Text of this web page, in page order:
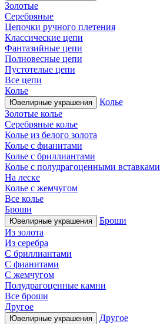
Золотые
Серебряные
Цепочки ручного плетения
Классические цепи
Фантазийные цепи
Полновесные цепи
Пустотелые цепи
Все цепи
Колье
Ювелирные украшения
Колье
Золотые колье
Серебряные колье
Колье из белого золота
Колье с фианитами
Колье с бриллиантами
Колье с полудрагоценными вставками
На леске
Колье с жемчугом
Все колье
Броши
Ювелирные украшения
Броши
Из золота
Из серебра
С бриллиантами
С фианитами
С жемчугом
Полудрагоценные камни
Все броши
Другое
Ювелирные украшения
Другое